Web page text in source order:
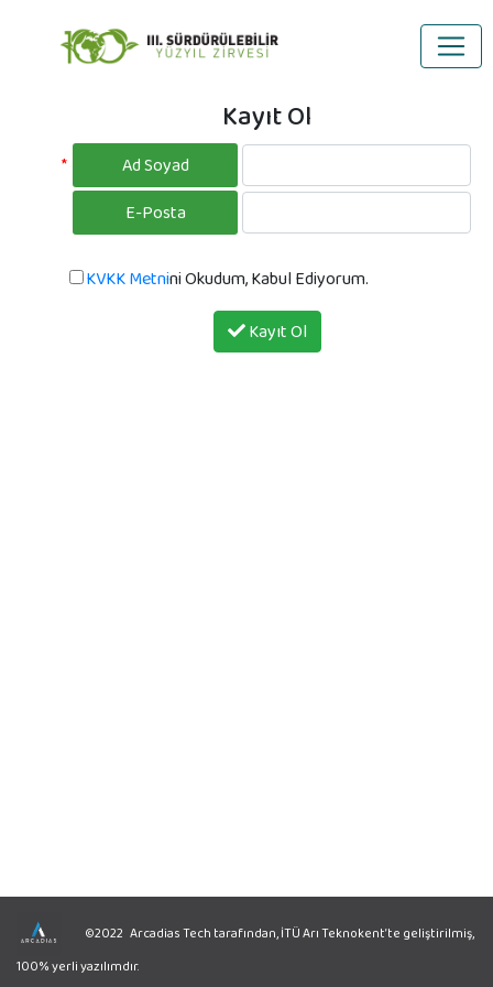
Kayıt Ol
*
Ad Soyad
E-Posta
KVKK Metnini Okudum, Kabul Ediyorum.
Kayıt Ol
©2022 Arcadias Tech tarafından, İTÜ Arı Teknokent’te geliştirilmiş,
100% yerli yazılımdır.